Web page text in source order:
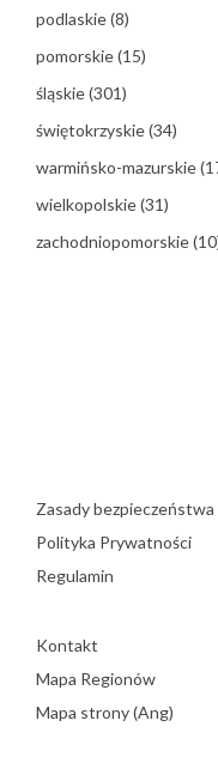
podlaskie(8)
pomorskie(15)
śląskie(301)
świętokrzyskie(34)
warmińsko-mazurskie
wielkopolskie(31)
zachodniopomorskie
Zasady bezpieczeństwa
Polityka Prywatności
Regulamin
Kontakt
Mapa Regionów
Mapa strony (Ang)